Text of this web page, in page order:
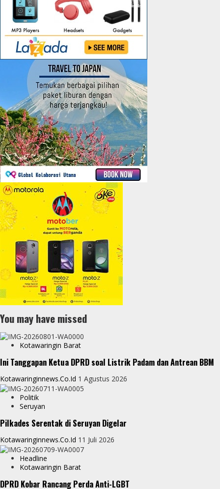
You may have missed
Kotawaringin Barat
Ini Tanggapan Ketua DPRD soal Listrik Padam dan Antrean BBM
Kotawaringinnews.co.id 1 Agustus 2026
Politik
Seruyan
Pilkades Serentak di Seruyan Digelar
Kotawaringinnews.co.id 11 Juli 2026
Headline
Kotawaringin Barat
DPRD Kobar Rancang Perda Anti-LGBT